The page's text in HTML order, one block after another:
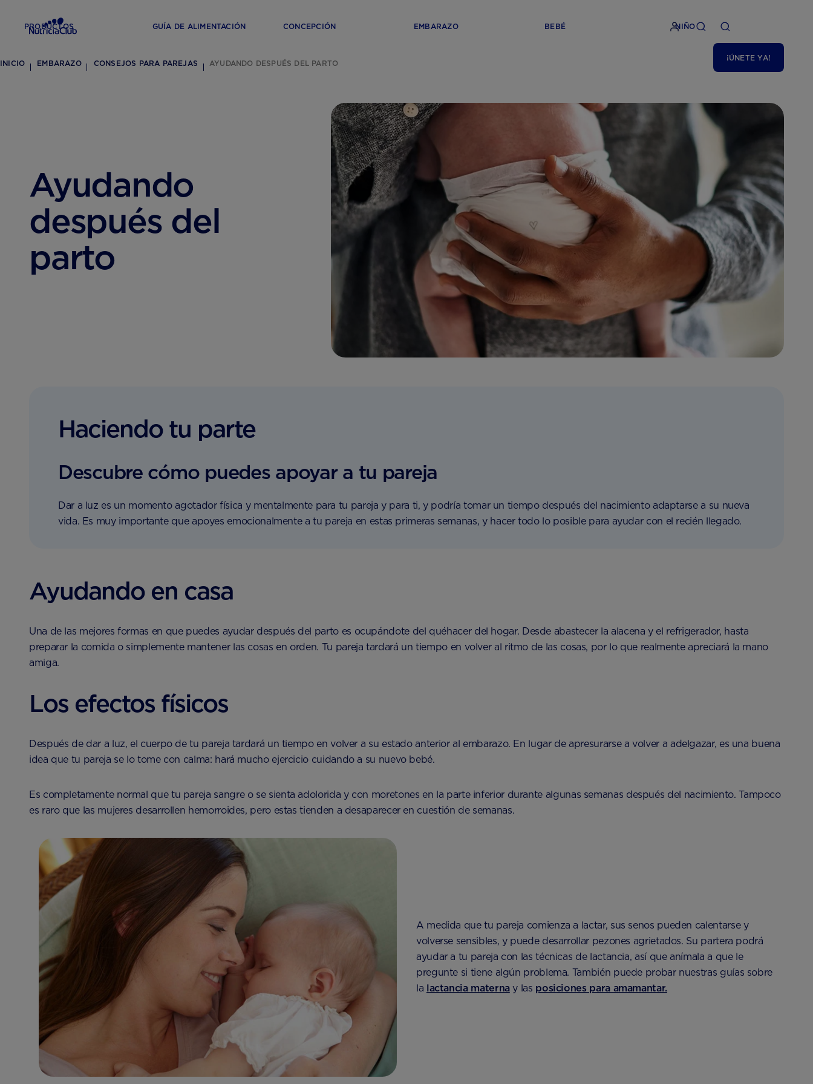
¡ÚNETE YA!
PRODUCTOS GUÍA DE ALIMENTACIÓN CONCEPCIÓN EMBARAZO BEBÉ NIÑO
INICIO EMBARAZO CONSEJOS PARA PAREJAS AYUDANDO DESPUÉS DEL PARTO
Ayudando
después del
parto
Haciendo tu parte
Descubre cómo puedes apoyar a tu pareja
Dar a luz es un momento agotador física y mentalmente para tu pareja y para ti, y podría tomar un tiempo después del nacimiento adaptarse a su nueva
vida. Es muy importante que apoyes emocionalmente a tu pareja en estas primeras semanas, y hacer todo lo posible para ayudar con el recién llegado.
Ayudando en casa
Una de las mejores formas en que puedes ayudar después del parto es ocupándote del quéhacer del hogar. Desde abastecer la alacena y el refrigerador, hasta
preparar la comida o simplemente mantener las cosas en orden. Tu pareja tardará un tiempo en volver al ritmo de las cosas, por lo que realmente apreciará la mano
amiga.
Los efectos físicos
Después de dar a luz, el cuerpo de tu pareja tardará un tiempo en volver a su estado anterior al embarazo. En lugar de apresurarse a volver a adelgazar, es una buena
idea que tu pareja se lo tome con calma: hará mucho ejercicio cuidando a su nuevo bebé.
Es completamente normal que tu pareja sangre o se sienta adolorida y con moretones en la parte inferior durante algunas semanas después del nacimiento. Tampoco
es raro que las mujeres desarrollen hemorroides, pero estas tienden a desaparecer en cuestión de semanas.
A medida que tu pareja comienza a lactar, sus senos pueden calentarse y
volverse sensibles, y puede desarrollar pezones agrietados. Su partera podrá
ayudar a tu pareja con las técnicas de lactancia, así que anímala a que le
pregunte si tiene algún problema. También puede probar nuestras guías sobre
la lactancia maternay las posiciones para amamantar.